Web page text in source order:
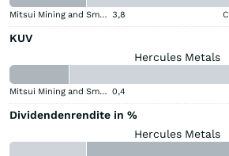
Mitsui Mining and Smelting Company 3,8
KUV
Hercules Metals
Mitsui Mining and Smelting Company 0,4
Dividendenrendite in %
Hercules Metals